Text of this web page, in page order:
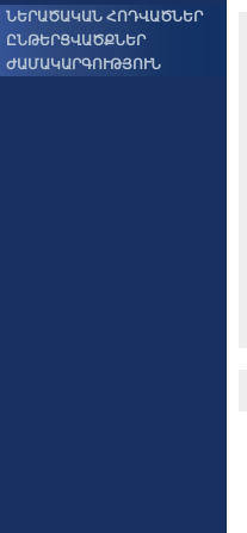
ՆԵՐԱԾԱԿԱՆ ՀՈԴՎԱԾՆԵՐ
ԸՆԹԵՐՑՎԱԾՔՆԵՐ
ԺԱՄԱԿԱՐԳՈՒԹՅՈՒՆ